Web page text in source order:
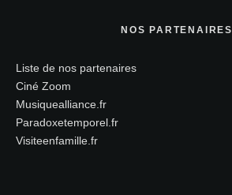
NOS PARTENAIRES
Liste de nos partenaires
Ciné Zoom
Musiquealliance.fr
Paradoxetemporel.fr
Visiteenfamille.fr